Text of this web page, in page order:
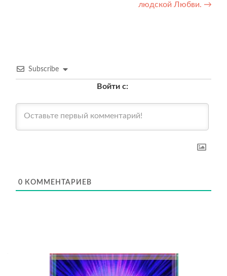
людской Любви. →
Subscribe
Войти с:
0 КОММЕНТАРИЕВ